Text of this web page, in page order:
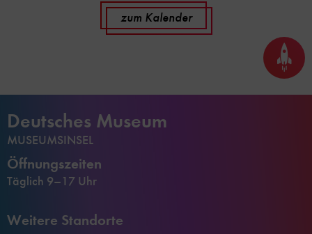
zum Kalender
Seite
nach
oben
Deutsches Museum
MUSEUMSINSEL
Öffnungszeiten
Täglich 9–17 Uhr
Weitere Standorte